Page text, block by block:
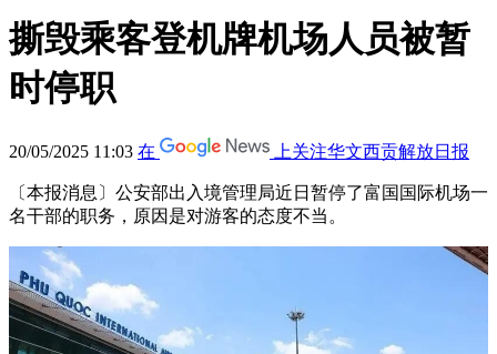
撕毁乘客登机牌机场人员被暂
时停职
20/05/2025 11:03 在 上关注华文西贡解放日报
〔本报消息〕公安部出入境管理局近日暂停了富国国际机场一
名干部的职务，原因是对游客的态度不当。